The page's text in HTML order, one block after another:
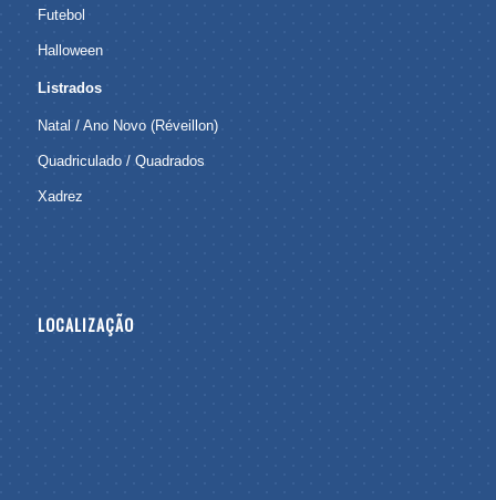
Futebol
Halloween
Listrados
Natal / Ano Novo (Réveillon)
Quadriculado / Quadrados
Xadrez
LOCALIZAÇÃO